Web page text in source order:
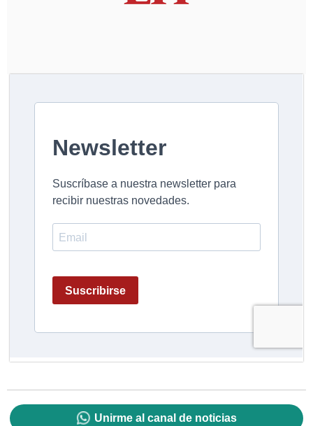
Unirme al canal de noticias